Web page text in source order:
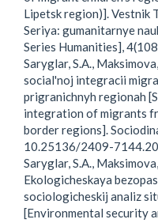
Lipetsk region)]. Vestnik
Seriya: gumanitarnye
Series Humanities],
Saryglar, S.A.,
social'noj integracii
prigranichnyh regionah
integration of migrants
border regions].
10.25136/2409-
Saryglar, S.A.,
Ekologicheskaya
sociologicheskij analiz
[Environmental security